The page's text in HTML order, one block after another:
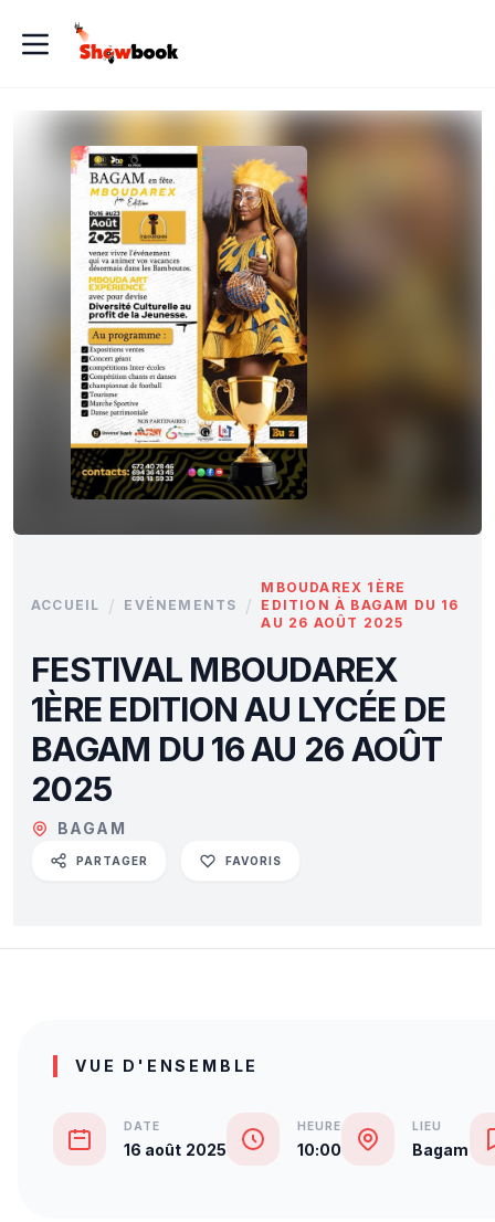
ACCUEIL / EVÉNEMENTS /
MBOUDAREX 1ÈRE
EDITION À BAGAM DU 16
AU 26 AOÛT 2025
FESTIVAL MBOUDAREX
1ÈRE EDITION AU LYCÉE DE
BAGAM DU 16 AU 26 AOÛT
2025
BAGAM
PARTAGER FAVORIS
VUE D'ENSEMBLE
DATE
16 août 2025
HEURE
10:00
LIEU
Bagam